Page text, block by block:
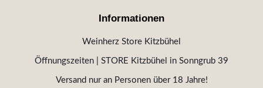
Informationen
Weinherz Store Kitzbühel
Öffnungszeiten | STORE Kitzbühel in Sonngrub 39
Versand nur an Personen über 18 Jahre!